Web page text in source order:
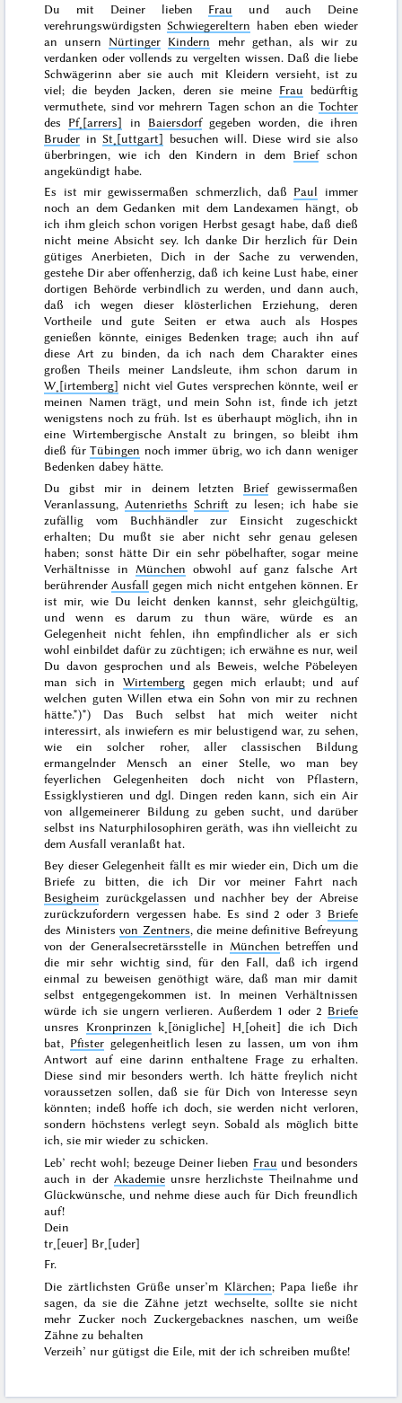
Du mit Deiner lieben Frau und auch Deine
verehrungswürdigsten Schwiegereltern haben eben wieder
an unsern Nürtinger Kindern mehr gethan, als wir zu
verdanken oder vollends zu vergelten wissen. Daß die liebe
Schwägerinn aber sie auch mit Kleidern versieht, ist zu
viel; die beyden Jacken, deren sie meine Frau bedürftig
vermuthete, sind vor mehrern Tagen schon an die Tochter
des Pf˖[arrers] in Baiersdorfgegeben worden, die ihren
Bruder in St˖[uttgart] besuchen will. Diese wird sie also
überbringen, wie ich den Kindern in dem Briefschon
angekündigt habe.
Es ist mir gewissermaßen schmerzlich, daß Paul immer
noch an dem Gedanken mit dem Landexamen hängt, ob
ich ihm gleich schon vorigen Herbst gesagt habe, daß dieß
nicht meine Absicht sey. Ich danke Dir herzlich für Dein
gütiges Anerbieten, Dich in der Sache zu verwenden,
gestehe Dir aber offenherzig, daß ich keine Lust habe, einer
dortigen Behörde verbindlich zu werden, und dann auch,
daß ich wegen dieser klösterlichen Erziehung, deren
Vortheile und gute Seiten er etwa auch als Hospes
genießen könnte, einiges Bedenken trage; auch ihn auf
diese Art zu binden, da ich nach dem Charakter eines
großen Theils meiner Landsleute, ihm schon darum in
W˖[irtemberg] nicht viel Gutes versprechen könnte, weil er
meinen Namen trägt, und mein Sohn ist, finde ich jetzt
wenigstens noch zu früh. Ist es überhaupt möglich, ihn in
eine Wirtembergische Anstalt zu bringen, so bleibt ihm
dieß fürTübingen noch immer übrig, wo ich dann weniger
Bedenken dabey hätte.
Du gibst mir in deinem letzten Briefgewissermaßen
Veranlassung,Autenrieths Schrift zu lesen; ich habe sie
zufällig vom Buchhändler zur Einsicht zugeschickt
erhalten; Du mußt sie aber nicht sehr genau gelesen
haben; sonst hätte Dir ein sehr pöbelhafter, sogar meine
Verhältnisse in München obwohl auf ganz falsche Art
berührenderAusfall gegen mich nicht entgehen können. Er
ist mir, wie Du leicht denken kannst, sehr gleichgültig,
und wenn es darum zu thun wäre, würde es an
Gelegenheit nicht fehlen, ihn empfindlicher als er sich
wohl einbildet dafür zu züchtigen; ich erwähne es nur, weil
Du davon gesprochen und als Beweis, welche Pöbeleyen
man sich in Wirtemberg gegen mich erlaubt; und auf
welchen guten Willen etwa ein Sohn von mir zu rechnen
hätte.*)*) Das Buch selbst hat mich weiter nicht
interessirt, als inwiefern es mir belustigend war, zu sehen,
wie ein solcher roher, aller classischen Bildung
ermangelnder Mensch an einer Stelle, wo man bey
feyerlichen Gelegenheiten doch nicht von Pflastern,
Essigklystieren und dgl. Dingen reden kann, sich ein Air
von allgemeinerer Bildung zu geben sucht, und darüber
selbst ins Naturphilosophiren geräth, was ihn vielleicht zu
dem Ausfall veranlaßt hat.
Bey dieser Gelegenheit fällt es mir wieder ein, Dich um die
Briefe zu bitten, die ich Dir vor meiner Fahrt nach
Besigheim zurückgelassen und nachher bey der Abreise
zurückzufordern vergessen habe. Es sind 2 oder 3 Briefe
des Ministersvon Zentners, die meine definitive Befreyung
von der Generalsecretärsstelle in München betreffen und
die mir sehr wichtig sind, für den Fall, daß ich irgend
einmal zu beweisen genöthigt wäre, daß man mir damit
selbst entgegengekommen ist. In meinen Verhältnissen
würde ich sie ungern verlieren. Außerdem 1 oder 2 Briefe
unsres Kronprinzen k˖[önigliche] H˖[oheit] die ich Dich
bat, Pfistergelegenheitlich lesen zu lassen, um von ihm
Antwort auf eine darinn enthaltene Frage zu erhalten.
Diese sind mir besonders werth. Ich hätte freylich nicht
voraussetzen sollen, daß sie für Dich von Interesse seyn
könnten; indeß hoffe ich doch, sie werden nicht verloren,
sondern höchstens verlegt seyn. Sobald als möglich bitte
ich, sie mir wieder zu schicken.
Leb’ recht wohl; bezeuge Deiner lieben Frau und besonders
auch in der Akademieunsre herzlichste Theilnahme und
Glückwünsche, und nehme diese auch für Dich freundlich
auf!
Dein
tr˖[euer] Br˖[uder]
Fr.
Die zärtlichsten Grüße unser’m Klärchen; Papa ließe ihr
sagen, da sie die Zähne jetzt wechselte, sollte sie nicht
mehr Zucker noch Zuckergebacknes naschen, um weiße
Zähne zu behalten
Verzeih’ nur gütigst die Eile, mit der ich schreiben mußte!